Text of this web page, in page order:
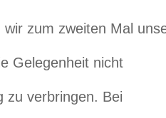
zum zweiten Mal
Gelegenheit nicht
zu verbringen. Bei